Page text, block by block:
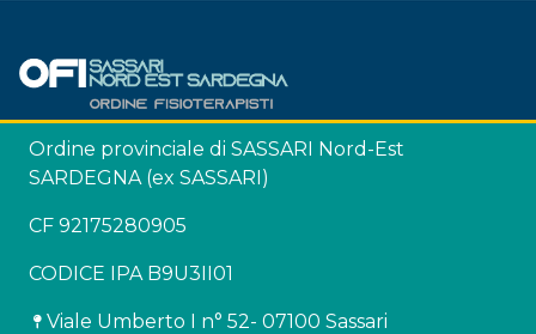
Ordine provinciale di SASSARI Nord-Est
SARDEGNA (ex SASSARI)
CF 92175280905
CODICE IPA B9U3II01
Viale Umberto I n° 52- 07100 Sassari